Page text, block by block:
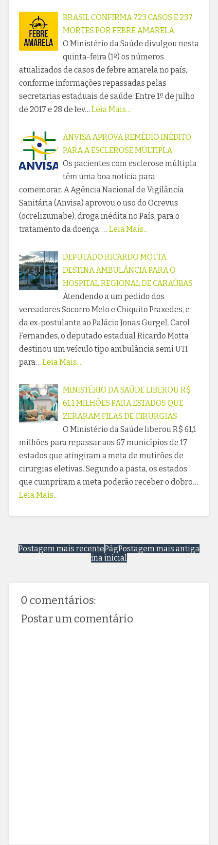
BRASIL CONFIRMA 723 CASOS E 237
MORTES POR FEBRE AMARELA
O Ministério da Saúde divulgou nesta
quinta-feira (1º) os números
atualizados de casos de febre amarela no país,
conforme informações repassadas pelas
secretarias estaduais de saúde. Entre 1º de julho
de 2017 e 28 de fev… Leia Mais...
ANVISA APROVA REMÉDIO INÉDITO
PARA A ESCLEROSE MÚLTIPLA
Os pacientes com esclerose múltipla
têm uma boa notícia para
comemorar. A Agência Nacional de Vigilância
Sanitária (Anvisa) aprovou o uso do Ocrevus
(ocrelizumabe), droga inédita no País, para o
tratamento da doença. … Leia Mais...
DEPUTADO RICARDO MOTTA
DESTINA AMBULÂNCIA PARA O
HOSPITAL REGIONAL DE CARAÚBAS
Atendendo a um pedido dos
vereadores Socorro Melo e Chiquito Praxedes, e
da ex-postulante ao Palácio Jonas Gurgel, Carol
Fernandes, o deputado estadual Ricardo Motta
destinou um veículo tipo ambulância semi UTI
para… Leia Mais...
MINISTÉRIO DA SAÚDE LIBEROU R$
61,1 MILHÕES PARA ESTADOS QUE
ZERARAM FILAS DE CIRURGIAS
O Ministério da Saúde liberou R$ 61,1
milhões para repassar aos 67 municípios de 17
estados que atingiram a meta de mutirões de
cirurgias eletivas. Segundo a pasta, os estados
que cumpriram a meta poderão receber o dobro…
Leia Mais...
Postagem mais recente Postagem mais antiga
Pág
ina inicial
0 comentários:
Postar um comentário